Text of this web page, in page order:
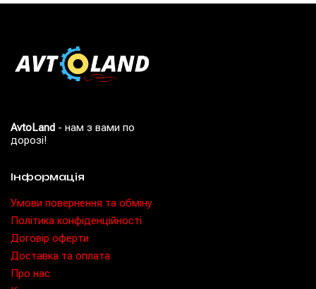
AvtoLand - нам з вами по
дорозі!
Інформація
Умови повернення та обміну
Політика конфіденційності
Договір оферти
Доставка та оплата
Про нас